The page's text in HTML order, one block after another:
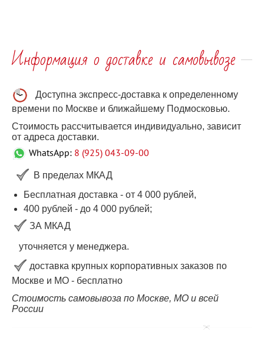
Информация о доставке и самовывозе
Доступна экспресс-доставка к определенному
времени по Москве и ближайшему Подмосковью.
Стоимость рассчитывается индивидуально, зависит
от адреса доставки.
WhatsApp: 8 (925) 043-09-00
В пределах МКАД
Бесплатная доставка - от 4 000 рублей,
400 рублей - до 4 000 рублей;
ЗА МКАД
уточняется у менеджера.
доставка крупных корпоративных заказов по
Москве и МО - бесплатно
Стоимость самовывоза по Москве, МО и всей
России